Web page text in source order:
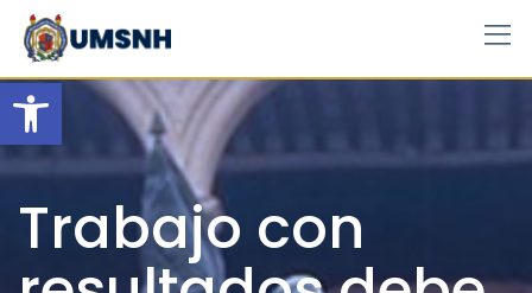
Open toolbar
Skip
content
Trabajo con